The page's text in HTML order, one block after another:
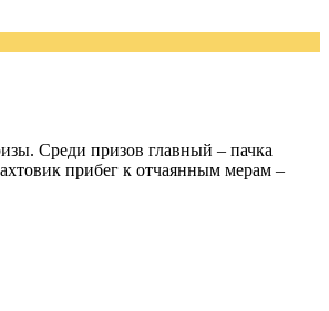
Среди призов главный – пачка
прибег к отчаянным мерам –